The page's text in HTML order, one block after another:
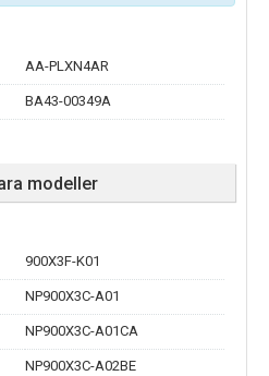
AA-PLXN4AR
BA43-00349A
modeller
900X3F-K01
NP900X3C-A01
NP900X3C-A01CA
NP900X3C-A02BE